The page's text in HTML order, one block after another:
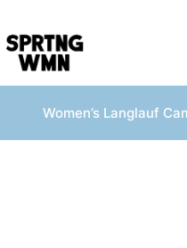
Women’s Langlauf